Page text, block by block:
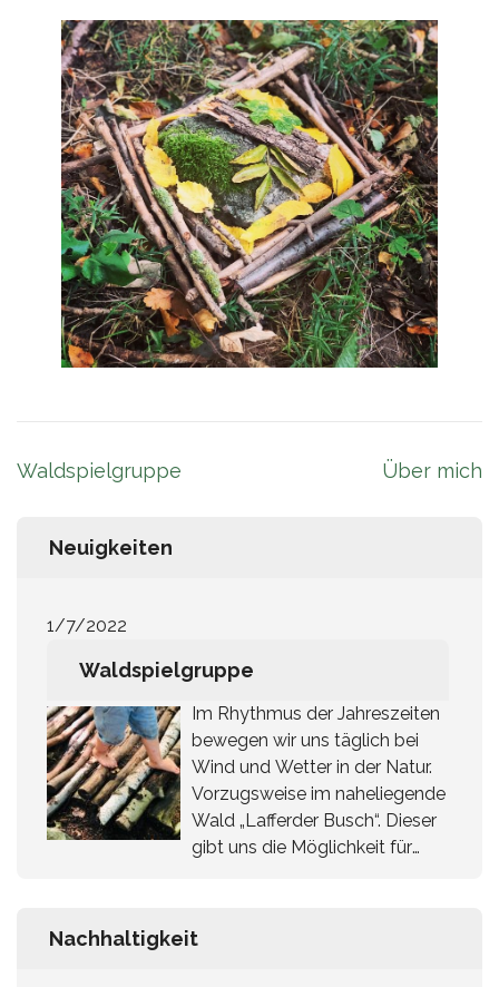
Beitragsnavigation
Waldspielgruppe Über mich
Neuigkeiten
1/7/2022
Waldspielgruppe
Im Rhythmus der Jahreszeiten
bewegen wir uns täglich bei
Wind und Wetter in der Natur.
Vorzugsweise im naheliegende
Wald „Lafferder Busch“. Dieser
gibt uns die Möglichkeit für
findet außerdem unsere Waldspielgruppe statt,
die ich im September 2021 gegründet habe. Dort
Nachhaltigkeit